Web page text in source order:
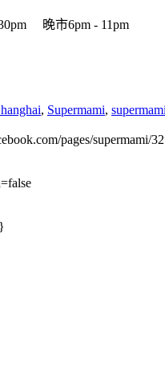
晚市6pm - 11pm
, Supermami,
pages/supermami/